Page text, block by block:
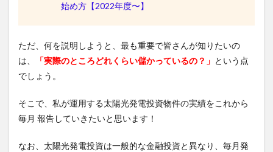
始め方【2022年度〜】
ただ、何を説明しようと、最も重要で皆さんが知りたいの
は、
「実際のところどれくらい儲かっているの？」 という点
でしょう。
そこで、私が運用する太陽光発電投資物件の実績をこれから
毎月 報告していきたいと思います！
なお、太陽光発電投資は一般的な金融投資と異なり、毎月発